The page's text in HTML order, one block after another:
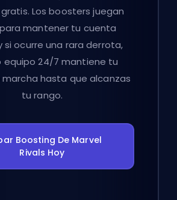
Los boosters juegan
mantener tu cuenta
si ocurre una rara derrota,
equipo 24/7 mantiene tu
hasta que alcanzas
tu rango.
Boosting De Marvel
Rivals Hoy